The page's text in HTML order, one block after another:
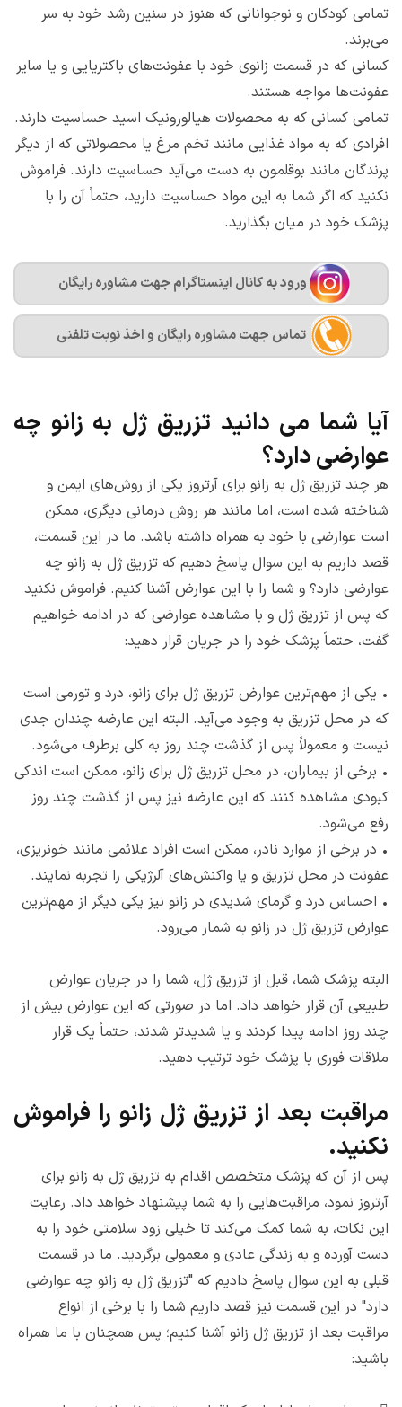
تمامی کودکان و نوجوانانی که هنوز در سنین رشد خود به سر
می‌برند.
کسانی که در قسمت زانوی خود با عفونت‌های باکتریایی و یا سایر
عفونت‌ها مواجه هستند.
تمامی کسانی که به محصولات هیالورونیک اسید حساسیت دارند.
افرادی که به مواد غذایی مانند تخم مرغ یا محصولاتی که از دیگر
پرندگان مانند بوقلمون به دست می‌آید حساسیت دارند. فراموش
نکنید که اگر شما به این مواد حساسیت دارید، حتماً آن را با
پزشک خود در میان بگذارید.
ورود به کانال اینستاگرام جهت مشاوره رایگان
تماس جهت مشاوره رايگان و اخذ نوبت تلفنی
آیا شما می دانید تزریق ژل به زانو چه
عوارضی دارد؟
هر چند تزریق ژل به زانو برای آرتروز یکی از روش‌های ایمن و
شناخته شده است، اما مانند هر روش درمانی دیگری، ممکن
است عوارضی با خود به همراه داشته باشد.‌ ما در این قسمت،
قصد داریم به این سوال پاسخ دهیم که تزریق ژل به زانو چه
عوارضی دارد؟ و شما را با این عوارض آشنا کنیم. فراموش نکنید
که پس از تزریق ژل و با مشاهده عوارضی که در ادامه خواهیم
گفت، حتماً پزشک خود را در جریان قرار دهید:
• یکی از مهم‌ترین عوارض تزریق ژل برای زانو، درد و تورمی است
که در محل تزریق به وجود می‌آید. البته این عارضه چندان جدی
نیست و معمولاً پس از گذشت چند روز به کلی برطرف می‌شود.
• برخی از بیماران، در محل تزریق ژل برای زانو، ممکن است اندکی
کبودی مشاهده کنند که این عارضه نیز پس از گذشت چند روز
رفع می‌شود.
• در برخی از موارد نادر، ممکن است افراد علائمی مانند خونریزی،
عفونت در محل تزریق و یا واکنش‌های آلرژیکی را تجربه نمایند.
• احساس درد و گرمای شدیدی در زانو نیز یکی دیگر از مهم‌ترین
عوارض تزریق ژل در زانو به شمار می‌رود.
البته پزشک شما، قبل از تزریق ژل، شما را در جریان عوارض
طبیعی آن قرار خواهد داد. اما در صورتی که این عوارض بیش از
چند روز ادامه پیدا کردند و یا شدیدتر شدند، حتماً یک قرار
ملاقات فوری با پزشک خود ترتیب دهید.
مراقبت بعد از تزریق ژل زانو را فراموش
نکنید.
پس از آن که پزشک متخصص اقدام به تزریق ژل به زانو برای
آرتروز نمود، مراقبت‌هایی را به شما پیشنهاد خواهد داد. رعایت
این نکات، به شما کمک می‌کند تا خیلی زود سلامتی خود را به
دست آورده و به زندگی عادی و معمولی برگردید. ما در قسمت
قبلی به این سوال پاسخ دادیم که "تزریق ژل به زانو چه عوارضی
دارد" در این قسمت نیز قصد داریم شما را با برخی از انواع
مراقبت بعد از تزریق ژل زانو آشنا کنیم؛ پس همچنان با ما همراه
باشید: